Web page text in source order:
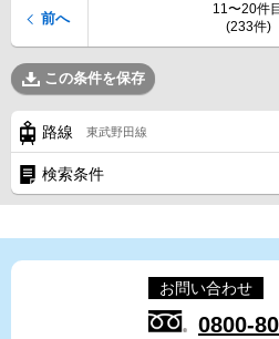
11〜20件目
(233件)
前へ
この条件を保存
路線 東武野田線
検索条件
お問い合わせ
0800-